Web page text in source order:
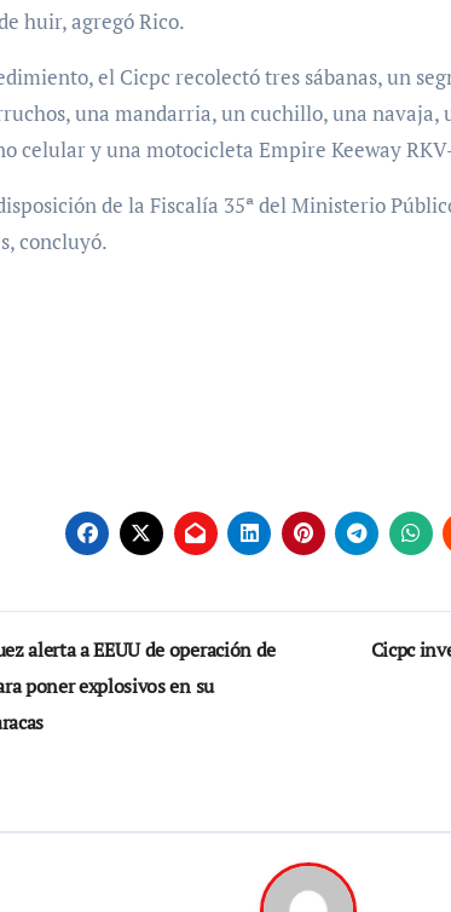
huir, agregó Rico.
el Cicpc recolectó tres sábanas, un
una mandarria, un cuchillo, una navaja,
celular y una motocicleta Empire Keeway
de la Fiscalía 35ª del Ministerio
concluyó.
alerta a EEUU de operación de
poner explosivos en su
Cicpc